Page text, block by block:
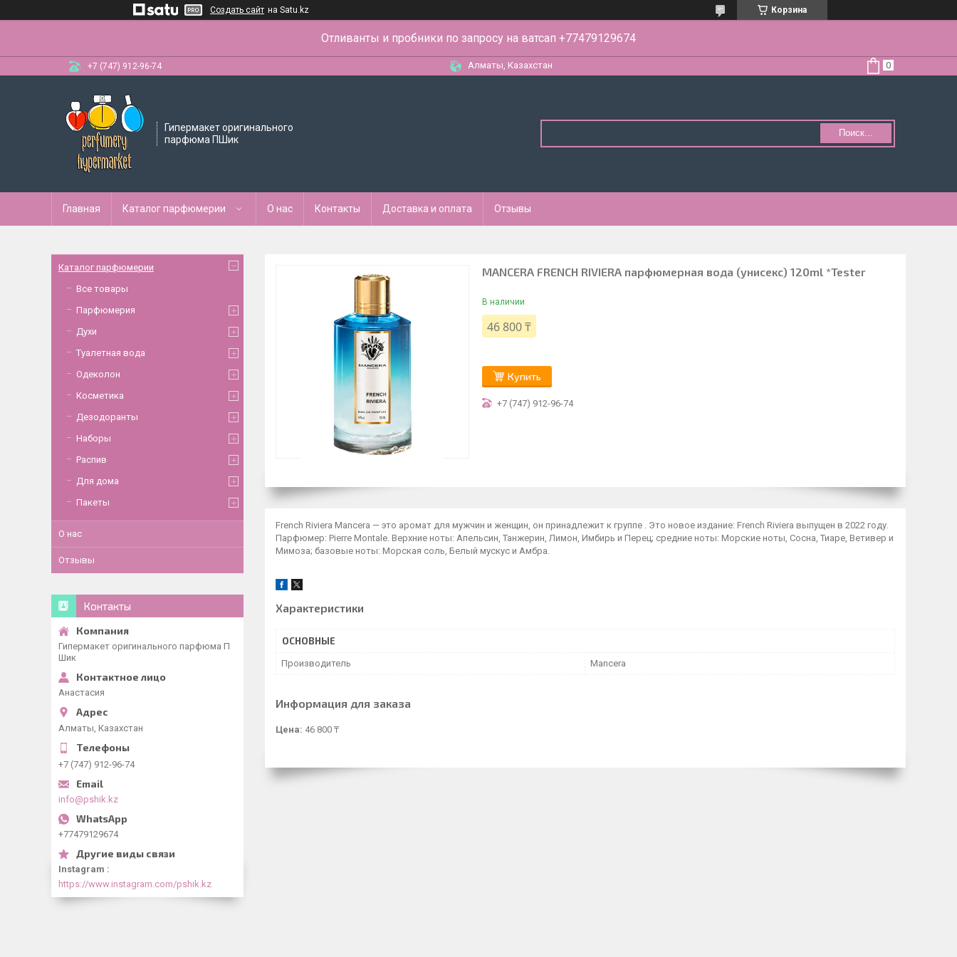
Создать сайт на Satu.kz Корзина
Отливанты и пробники по запросу на ватсап +77479129674
+7 (747) 912-96-74 Алматы, Казахстан
Гипермакет оригинального
парфюма ПШик
Поиск...
Главная Каталог парфюмерии О нас Контакты Доставка и оплата Отзывы
MANCERA FRENCH RIVIERA парфюмерная вода (унисекс) 120ml *Tester
В наличии
46 800 ₸
Купить
+7 (747) 912-96-74
French Riviera Mancera — это аромат для мужчин и женщин, он принадлежит к группе . Это новое издание: French Riviera выпущен в 2022 году.
Парфюмер: Pierre Montale. Верхние ноты: Апельсин, Танжерин, Лимон, Имбирь и Перец; средние ноты: Морские ноты, Сосна, Тиаре, Ветивер и
Мимоза; базовые ноты: Морская соль, Белый мускус и Амбра.
Характеристики
ОСНОВНЫЕ
Производитель Mancera
Информация для заказа
Цена: 46 800 ₸
Каталог парфюмерии
Все товары
Парфюмерия
Духи
Туалетная вода
Одеколон
Косметика
Дезодоранты
Наборы
Распив
Для дома
Пакеты
О нас
Отзывы
Контакты
Гипермакет оригинального парфюма П
Шик
Анастасия
Алматы, Казахстан
+7 (747) 912-96-74
info@pshik.kz
+77479129674
Instagram
https://www.instagram.com/pshik.kz